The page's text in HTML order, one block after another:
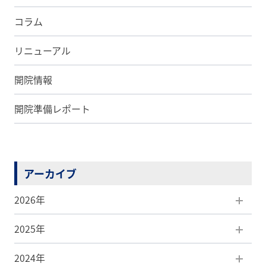
コラム
リニューアル
開院情報
開院準備レポート
アーカイブ
2026年
8月(1)
7月(5)
2025年
12月(5)
2024年